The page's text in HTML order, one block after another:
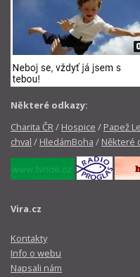
Některé odkazy:
Charita ČR/ Hospice / Papež
chval / HledámBoha / Některé
Vira.cz
Kontakty
Info o webu
Napsali nám